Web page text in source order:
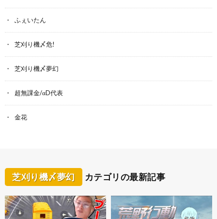
ふぇいたん
芝刈り機〆危!
芝刈り機〆夢幻
超無課金/αD代表
金花
芝刈り機〆夢幻 カテゴリの最新記事